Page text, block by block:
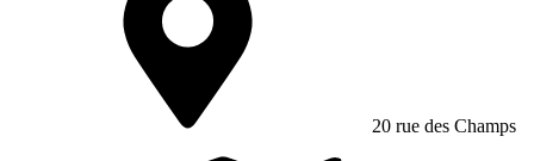
20 rue des Champs